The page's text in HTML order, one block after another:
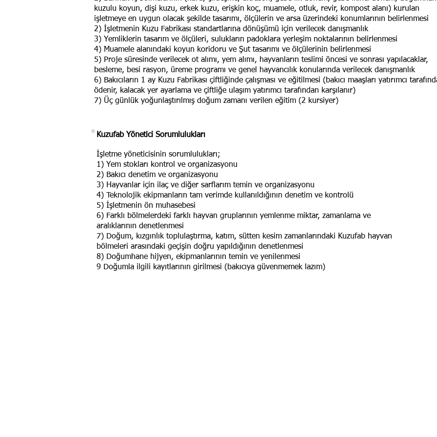
kuzulu koyun, dişi kuzu, erkek kuzu, erişkin koç, muamele, otluk, revir, kompost alanı) kurulan
işletmeye en uygun olacak şekilde tasarımı, ölçülerin ve arsa üzerindeki konumlarının belirlenmesi
2) İşletmenin Kuzu Fabrikası standartlarına dönüşümü için verilecek danışmanlık
3) Yemliklerin tasarım ve ölçüleri, sulukların padoklara yerleşim noktalarının belirlenmesi
4) Muamele alanındaki koyun koridoru ve Şut tasarımı ve ölçülerinin belirlenmesi
5) Proje süresinde verilecek ot alımı, yem alımı, hayvanların teslimi öncesi ve sonrası yapılacaklar,
besleme, besi rasyon, üreme programı ve genel hayvancılık konularında verilecek danışmanlık
6) Bakıcıların 1 ay Kuzu Fabrikası çiftliğinde çalışması ve eğitilmesi (bakıcı maaşları yatırımcı
ödenir, kalacak yer ayarlama ve çiftliğe ulaşım yatırımcı tarafından karşılanır)
7) Üç günlük yoğunlaştırılmış doğum zamanı verilen eğitim (2 kursiyer)
Kuzufab Yönetici Sorumlulukları
İşletme yöneticisinin sorumlulukları;
1) Yem stokları kontrol ve organizasyonu
2) Bakıcı denetim ve organizasyonu
3) Hayvanlar için ilaç ve diğer sarflarım temin ve organizasyonu
4) Teknolojik ekipmanların tam verimde kullanıldığının denetim ve kontrolü
5) İşletmenin ön muhasebesi
6) Farklı bölmelerdeki farklı hayvan gruplarının yemlenme miktar, zamanlama ve
aralıklarının denetlenmesi
7) Doğum, kızgınlık toplulaştırma, katım, sütten kesim zamanlarındaki Kuzufab hayvan
bölmeleri arasındaki geçişin doğru yapıldığının denetlenmesi
8) Doğumhane hijyen, ekipmanlarının temin ve yenilenmesi
9 Doğumla ilgili kayıtlarının girilmesi (bakıcıya güvenmemek lazım)